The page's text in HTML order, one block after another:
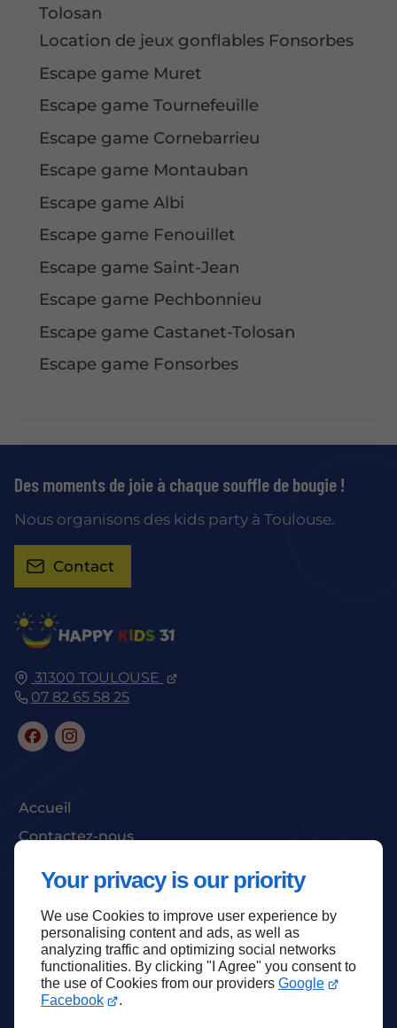
Your privacy is our priority
We use Cookies to improve user experience by
personalising content and ads, as well as
analyzing traffic and optimizing social networks
functionalities. By clicking "I Agree" you consent to
the use of Cookies from our providers Google
Facebook
.
Tolosan
Location de jeux gonflables Fonsorbes
Escape game Muret
Escape game Tournefeuille
Escape game Cornebarrieu
Escape game Montauban
Escape game Albi
Escape game Fenouillet
Escape game Saint-Jean
Escape game Pechbonnieu
Escape game Castanet-Tolosan
Escape game Fonsorbes
31300 TOULOUSE
07 82 65 58 25
Accueil
Contactez-nous
Plan du site
Des moments de joie à chaque souffle de bougie !
Nous organisons des kids party à Toulouse.
Contact
Haut de page